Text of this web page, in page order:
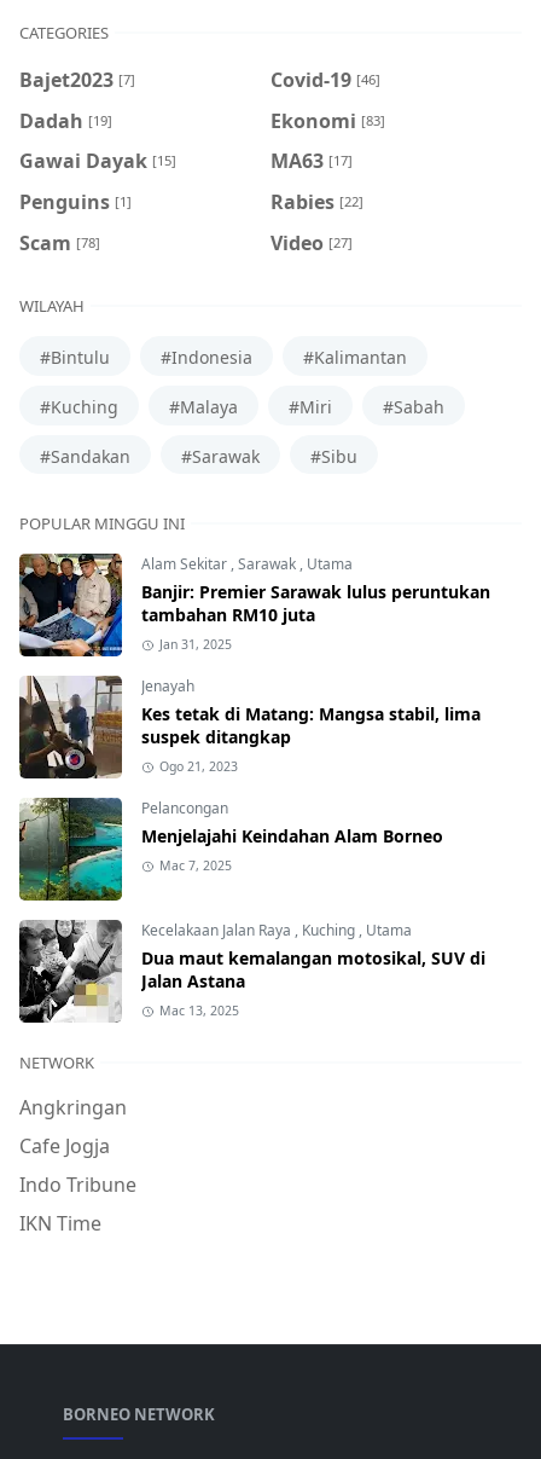
CATEGORIES
Bajet2023 [7] Covid-19 [46]
Dadah [19] Ekonomi [83]
Gawai Dayak [15] MA63 [17]
Penguins [1] Rabies [22]
Scam [78] Video [27]
WILAYAH
#Bintulu #Indonesia #Kalimantan
#Kuching #Malaya #Miri #Sabah
#Sandakan #Sarawak #Sibu
POPULAR MINGGU INI
Alam Sekitar,Sarawak, Utama
Banjir: Premier Sarawak lulus peruntukan
tambahan RM10 juta
Jan 31, 2025
Jenayah
Kes tetak di Matang: Mangsa stabil, lima
suspek ditangkap
Ogo 21, 2023
Pelancongan
Menjelajahi Keindahan Alam Borneo
Mac 7, 2025
Kecelakaan Jalan Raya , Kuching, Utama
Dua maut kemalangan motosikal, SUV di
Jalan Astana
Mac 13, 2025
NETWORK
Angkringan
Cafe Jogja
Indo Tribune
IKN Time
BORNEO NETWORK